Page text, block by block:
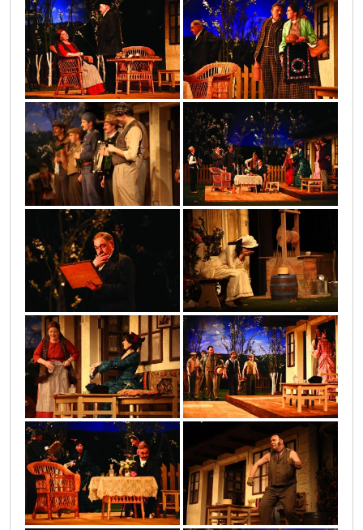
img_5522 img_5456
12 img_5486
img_5322 13
11 img_5650
img_5283 10